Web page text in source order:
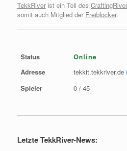
TekkRiver ist ein Teil des
somit auch Mitglied der Freiblocker.
Status
Online
Adresse
tekkit.tekkriver.de
Spieler 0 / 45
Letzte TekkRiver-News: